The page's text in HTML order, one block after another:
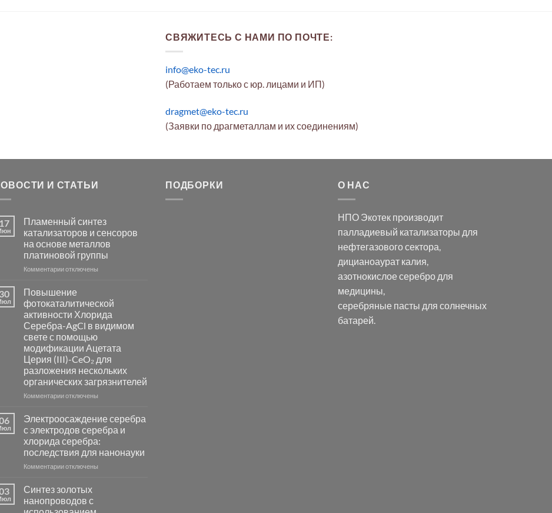
СВЯЖИТЕСЬ С НАМИ ПО ПОЧТЕ:
info@eko-tec.ru
(Работаем только с юр. лицами и ИП)
dragmet@eko-tec.ru
(Заявки по драгметаллам и их соединениям)
И СТАТЬИ
17
Пламенный синтез
катализаторов и сенсоров
на основе металлов
платиновой группы
Комментариик
синтез
катализаторов
и
сенсоров
на
основе
металлов
платиновой
группы
отключены
30
Повышение
фотокаталитической
активности Хлорида
Серебра-AgCl в видимом
свете с помощью
модификации Ацетата
Церия (III)-CeO₂ для
разложения нескольких
органических загрязнителей
Комментариик
фотокаталитической
активности
Хлорида
Серебра-
AgCl
свете
с
отключены
Электроосаждение серебра
с электродов серебра и
хлорида серебра:
последствия для нанонауки
Комментариик
серебра
с
отключены
Синтез золотых
нанопроводов с
ПОДБОРКИ О НАС
НПО Экотек производит
палладиевый катализаторы для
нефтегазового сектора,
дицианоаурат калия,
азотнокислое серебродля
медицины,
серебряные пасты для солнечных
батарей.